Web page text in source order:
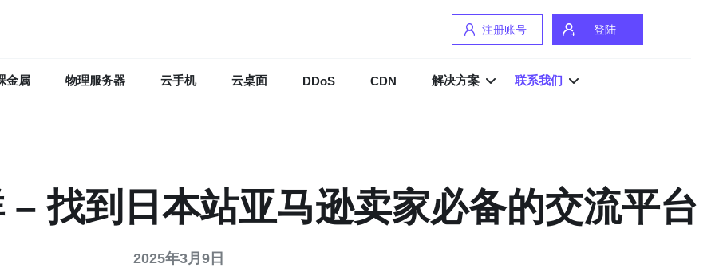
注册账号 登陆
金属 物理服务器 云手机 云桌面 DDoS CDN 解决方案 联系我们
找到日本站亚马逊卖家必备的交流平台
2025年3月9日